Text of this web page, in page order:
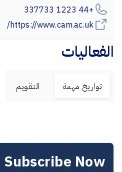
+44 1223 337733
https://www.cam.ac.uk/
الفعاليات
تواريخ مهمة التقويم
Subscribe Now